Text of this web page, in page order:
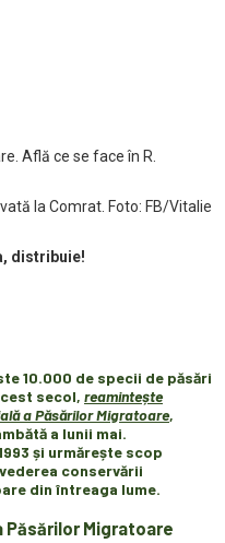
la Comrat. Foto: FB/Vitalie
distribuie!
10.000 de specii de păsări
secol, reamintește
a Păsărilor Migratoare,
a lunii mai.
și urmărește scop
conservării
din întreaga lume.
Păsărilor Migratoare